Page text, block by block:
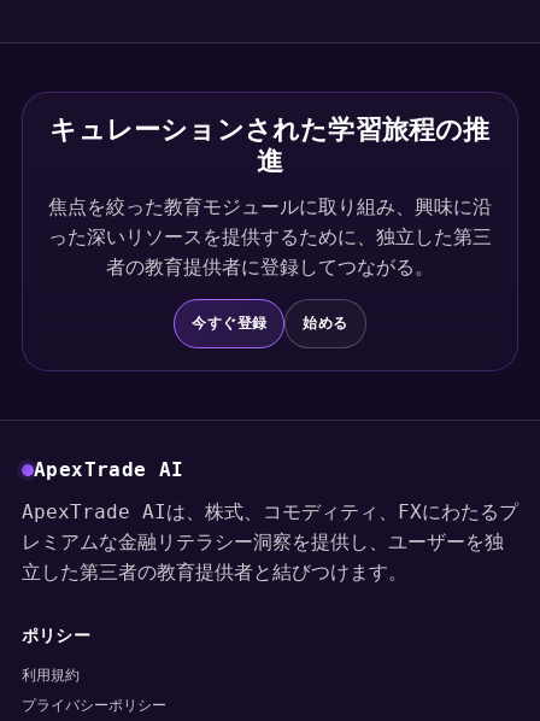
キュレーションされた学習旅程の推
進
焦点を絞った教育モジュールに取り組み、興味に沿
った深いリソースを提供するために、独立した第三
者の教育提供者に登録してつながる。
今すぐ登録 始める
ApexTrade AI
ApexTrade AIは、株式、コモディティ、FXにわたるプ
レミアムな金融リテラシー洞察を提供し、ユーザーを独
立した第三者の教育提供者と結びつけます。
ポリシー
利用規約
プライバシーポリシー